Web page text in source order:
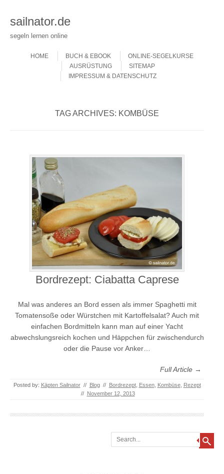
sailnator.de
segeln lernen online
MenuHOME
BUCH & EBOOK
ONLINE-SEGELKURSE
AUSRÜSTUNG
SITEMAP
IMPRESSUM & DATENSCHUTZ
TAG ARCHIVES: KOMBÜSE
Bordrezept: Ciabatta Caprese
Mal was anderes an Bord essen als immer Spaghetti mit
Tomatensoße oder Würstchen mit Kartoffelsalat? Auch mit
einfachen Bordmitteln kann man auf einer Yacht
abwechslungsreich kochen und Häppchen für zwischendurch
oder die Pause vor Anker…
Full Article →
Posted by: Käpten Sailnator // Blog // Bordrezept, Essen, Kombüse, Rezept
//
November 12, 2013
Search